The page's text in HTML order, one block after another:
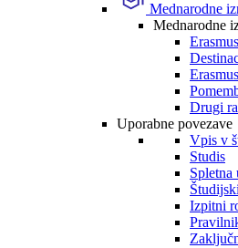
Mednarodne
Mednarodne
Drugi
Uporabne povezave
Vpis v
Studis
Spletna
Izpitni